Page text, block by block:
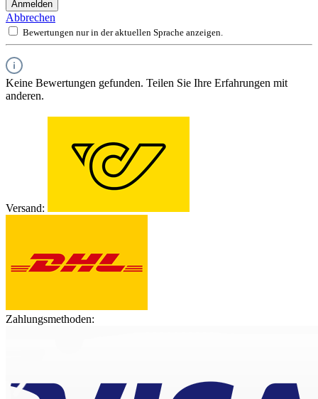
Anmelden
Abbrechen
Bewertungen nur in der aktuellen Sprache anzeigen.
Keine Bewertungen gefunden. Teilen Sie Ihre Erfahrungen mit
anderen.
Versand:
Zahlungsmethoden: